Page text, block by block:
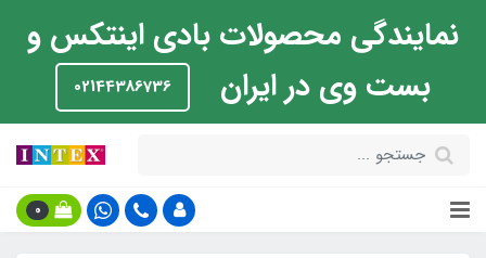
نمایندگی محصولات بادی اینتکس و
بست وی در ایران
02144386736
0